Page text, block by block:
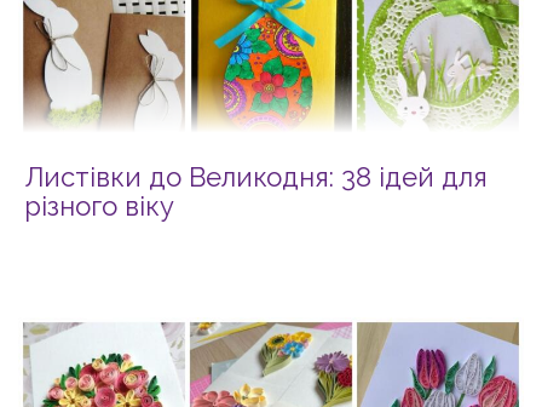
Листівки до Великодня: 38 ідей для
різного віку